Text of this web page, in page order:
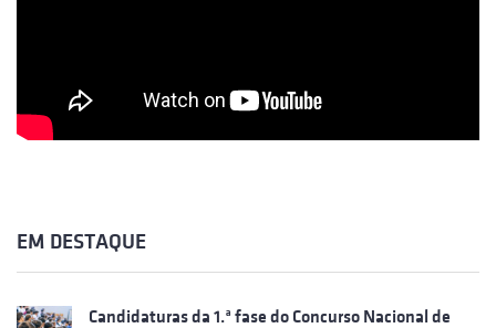
EM DESTAQUE
Candidaturas da 1.ª fase do Concurso Nacional de